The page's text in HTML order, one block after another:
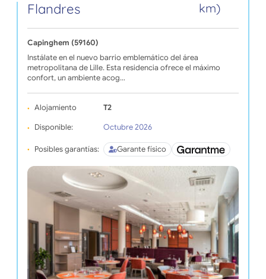
Flandres
km)
Capinghem (59160)
Instálate en el nuevo barrio emblemático del área
metropolitana de Lille. Esta residencia ofrece el máximo
confort, un ambiente acog…
Alojamiento T2
Disponible: Octubre 2026
Posibles garantías: Garante físico